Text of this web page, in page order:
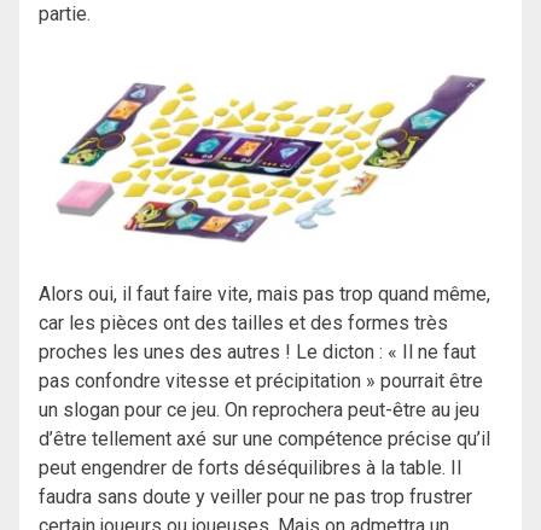
partie.
Alors oui, il faut faire vite, mais pas trop quand même,
car les pièces ont des tailles et des formes très
proches les unes des autres ! Le dicton : « Il ne faut
pas confondre vitesse et précipitation » pourrait être
un slogan pour ce jeu. On reprochera peut-être au jeu
d’être tellement axé sur une compétence précise qu’il
peut engendrer de forts déséquilibres à la table. Il
faudra sans doute y veiller pour ne pas trop frustrer